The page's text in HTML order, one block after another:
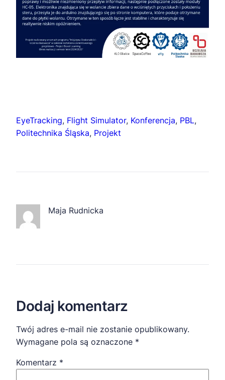
EyeTracking, Flight Simulator, Konferencja, PBL
Politechnika Śląska, Projekt
Maja Rudnicka
Dodaj komentarz
Twój adres e-mail nie zostanie opublikowany.
Wymagane pola są oznaczone *
Komentarz *